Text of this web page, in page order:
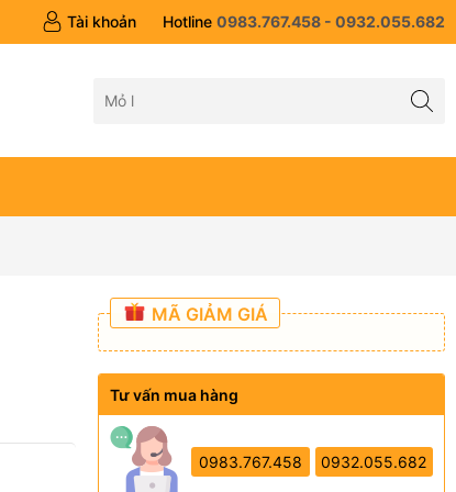
Tài khoản Hotline 0983.767.458 - 0932.055.682
MÃ GIẢM GIÁ
Tư vấn mua hàng
0983.767.458 0932.055.682